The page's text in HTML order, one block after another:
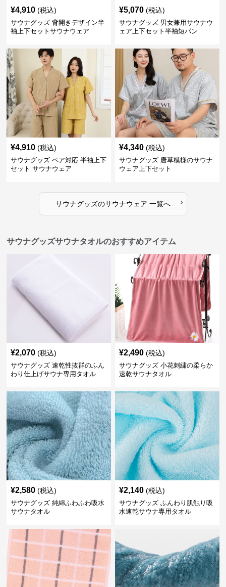
¥4,910 (税込)
サウナグッズ 背開きデザイン半
袖上下セットサウナウェア
¥5,070 (税込)
サウナグッズ 男女兼用サウナウ
ェア上下セット半袖短パン
¥4,910 (税込)
サウナグッズ ペア対応 半袖上下
セット サウナウェア
¥4,340 (税込)
サウナグッズ 唐草模様のサウナ
ウェア上下セット
サウナグッズのサウナウェア 一覧へ ›
サウナグッズサウナタオルのおすすめアイテム
¥2,070 (税込)
サウナグッズ 速乾性抜群のふん
わり仕上げサウナ専用タオル
¥2,490 (税込)
サウナグッズ 小花刺繍の柔らか
速乾サウナタオル
¥2,580 (税込)
サウナグッズ 純綿ふわふわ吸水
サウナタオル
¥2,140 (税込)
サウナグッズ ふんわり肌触り吸
水速乾サウナ専用タオル